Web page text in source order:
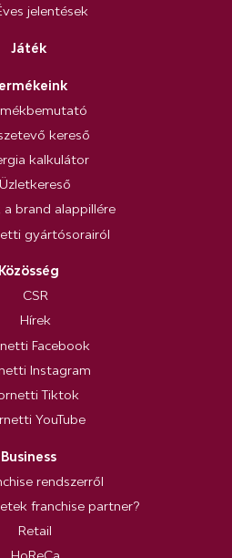
jelentések
Játék
kereső
kalkulátor
Üzletkereső
a brand alappillére
gyártósorairól
Közösség
CSR
Hírek
Facebook
Instagram
Tiktok
YouTube
Business
rendszerről
franchise partner?
Retail